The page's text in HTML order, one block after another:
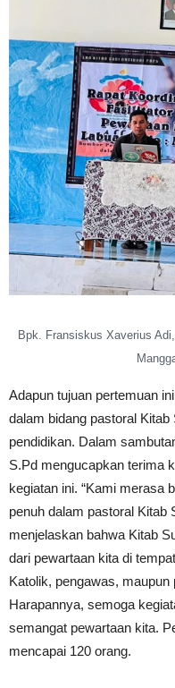
Bpk. Fransiskus Xaverius
Adapun tujuan pertemuan
dalam bidang pastoral
pendidikan. Dalam
S.Pd mengucapkan terima
kegiatan ini. “Kami merasa
penuh dalam pastoral Kitab
menjelaskan bahwa Kitab
dari pewartaan kita di
Katolik, pengawas,
Harapannya, semoga
semangat pewartaan kita.
mencapai 120 orang.